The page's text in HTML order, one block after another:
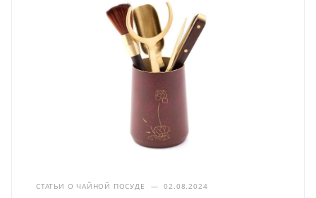
СТАТЬИ О ЧАЙНОЙ ПОСУДЕ — 02.08.2024